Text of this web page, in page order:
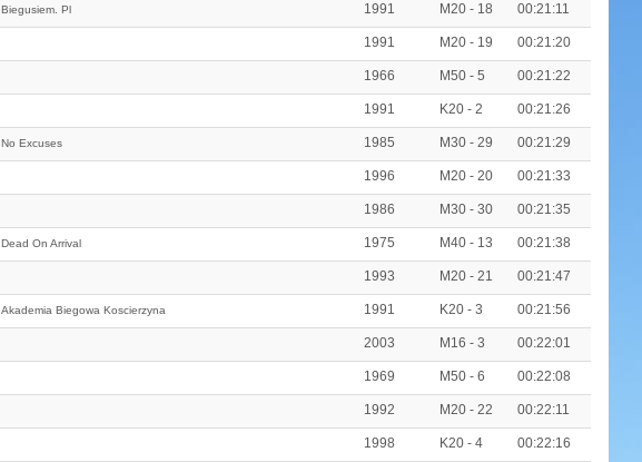
Biegusiem. Pl 1991 M20 - 18 00:21:11
1991 M20 - 19 00:21:20
1966 M50 - 5 00:21:22
1991 K20 - 2 00:21:26
No Excuses 1985 M30 - 29 00:21:29
1996 M20 - 20 00:21:33
1986 M30 - 30 00:21:35
Dead On Arrival 1975 M40 - 13 00:21:38
1993 M20 - 21 00:21:47
Akademia Biegowa Koscierzyna 1991 K20 - 3 00:21:56
2003 M16 - 3 00:22:01
1969 M50 - 6 00:22:08
1992 M20 - 22 00:22:11
1998 K20 - 4 00:22:16